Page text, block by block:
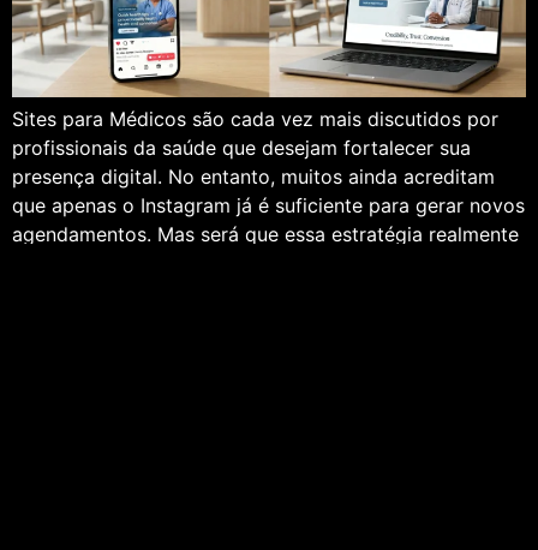
Sites para Médicos são cada vez mais discutidos por
profissionais da saúde que desejam fortalecer sua
presença digital. No entanto, muitos ainda acreditam
que apenas o Instagram já é suficiente para gerar novos
agendamentos. Mas será que essa estratégia realmente